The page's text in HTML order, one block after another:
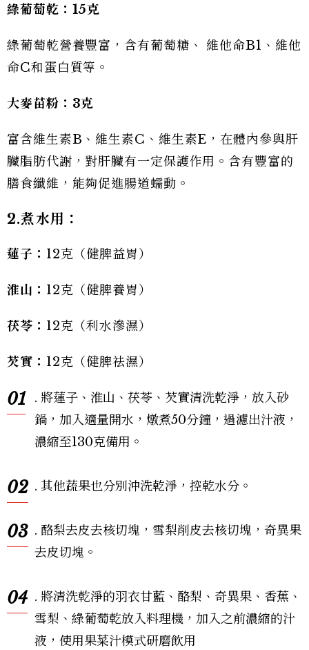
綠葡萄乾：15克
綠葡萄乾營養豐富，含有葡萄糖、 維他命B1、維他
命C和蛋白質等。
大麥苗粉：3克
富含維生素B、維生素C、維生素E，在體內參與肝
臟脂肪代謝，對肝臟有一定保護作用。含有豐富的
膳食纖維，能夠促進腸道蠕動。
2.煮水用：
蓮子： 12克（健脾益胃）
淮山： 12克（健脾養胃）
茯苓： 12克（利水滲濕）
芡實： 12克（健脾祛濕）
01
. 將蓮子、淮山、茯苓、芡實清洗乾淨，放入砂
鍋，加入適量開水，燉煮50分鐘，過濾出汁液，
濃縮至130克備用。
02 . 其他蔬果也分別沖洗乾淨，控乾水分。
03 . 酪梨去皮去核切塊，雪梨削皮去核切塊，奇異果
去皮切塊。
04 . 將清洗乾淨的羽衣甘藍、酪梨、奇異果、香蕉、
雪梨、綠葡萄乾放入料理機，加入之前濃縮的汁
液，使用果菜汁模式研磨飲用